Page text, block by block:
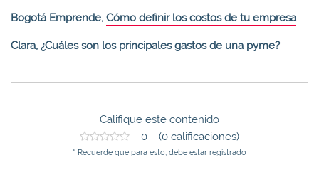
Bogotá Emprende, Cómo definir los costos de tu empresa
Clara, ¿Cuáles son los principales gastos de una pyme?
Califique este contenido
0 (0 calificaciones)
* Recuerde que para esto, debe estar registrado